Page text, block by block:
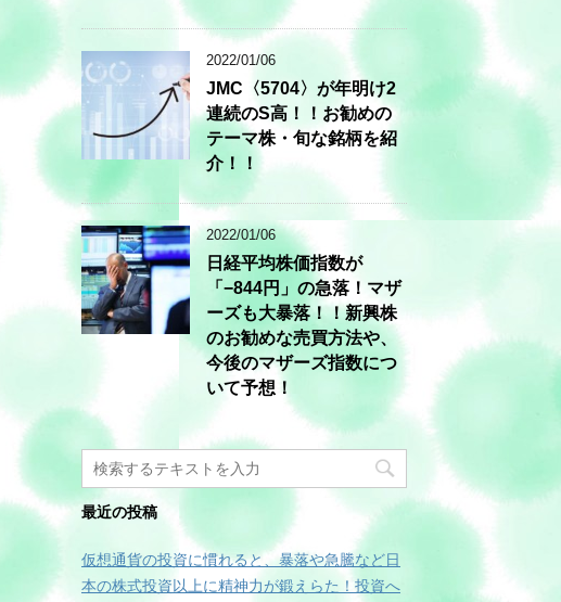
2022/01/06
JMC〈5704〉が年明け2
連続のS高！！お勧めの
テーマ株・旬な銘柄を紹
介！！
2022/01/06
日経平均株価指数が
「−844円」の急落！マザ
ーズも大暴落！！新興株
のお勧めな売買方法や、
今後のマザーズ指数につ
いて予想！
最近の投稿
仮想通貨の投資に慣れると、暴落や急騰など日
本の株式投資以上に精神力が鍛えらた！投資へ